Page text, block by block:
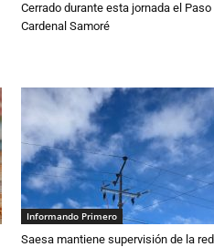
Cerrado durante esta jornada el Paso
Cardenal Samoré
Informando Primero
Saesa mantiene supervisión de la red